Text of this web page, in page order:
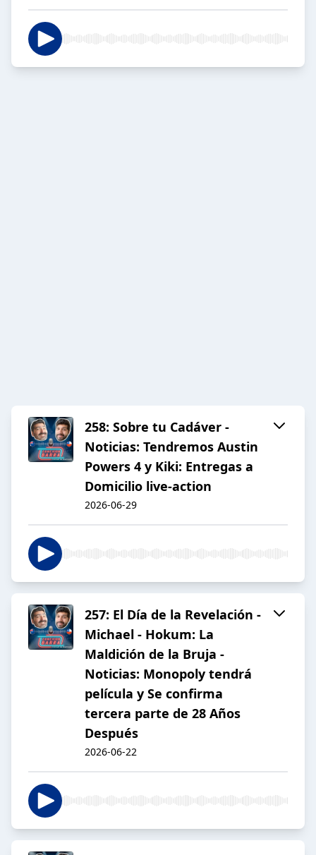
258: Sobre tu Cadáver -
Noticias: Tendremos Austin
Powers 4 y Kiki: Entregas a
Domicilio live-action
2026-06-29
257: El Día de la Revelación -
Michael - Hokum: La
Maldición de la Bruja -
Noticias: Monopoly tendrá
película y Se confirma
tercera parte de 28 Años
Después
2026-06-22